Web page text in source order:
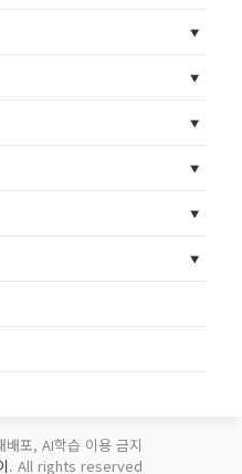
포, AI학습 이용 금지
. All rights reserved